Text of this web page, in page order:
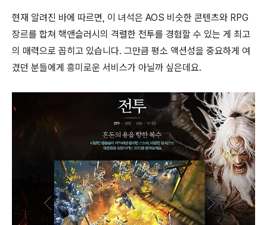
현재 알려진 바에 따르면, 이 녀석은 AOS 비슷한 콘텐츠와 RPG
장르를 합쳐 핵앤슬러시의 격렬한 전투를 경험할 수 있는 게 최고
의 매력으로 꼽히고 있습니다. 그만큼 평소 액션성을 중요하게 여
겼던 분들에게 흥미로운 서비스가 아닐까 싶은데요.